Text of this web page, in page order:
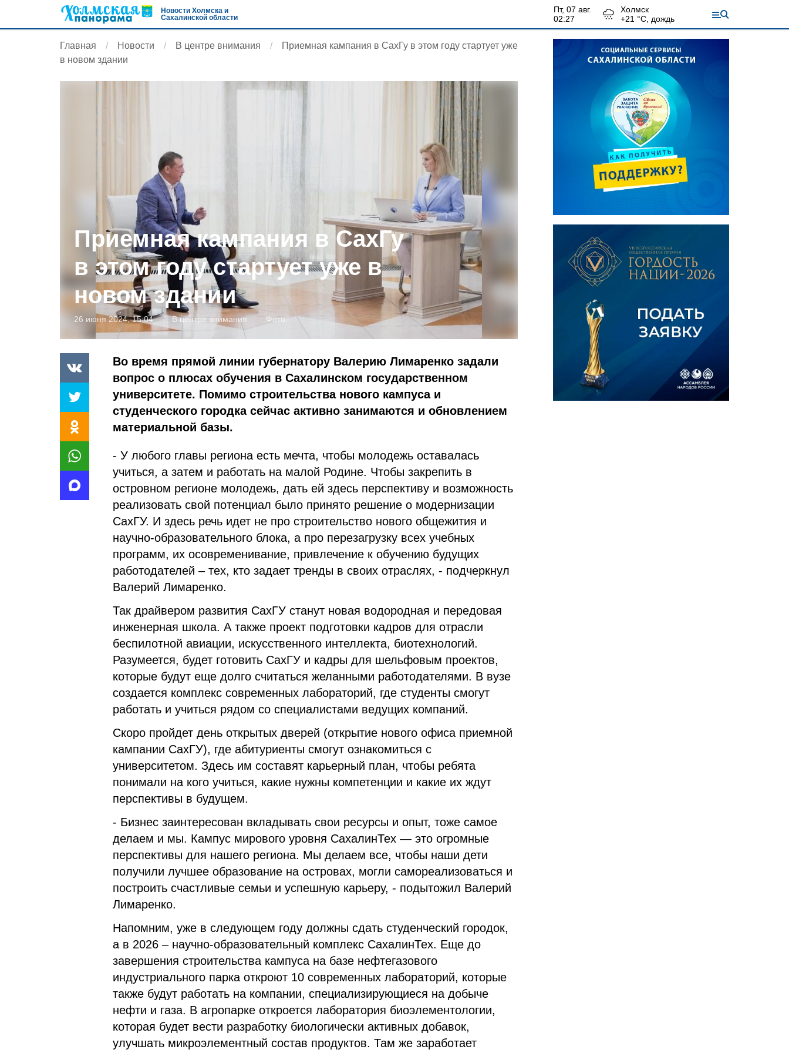
Новости Холмска и
Сахалинской области
пт, 07 авг.
02:27
Холмск
+21 °С, дождь
Главная Новости В центре внимания
Приемная кампания в СахГу в этом году стартует уже
в новом здании
Приемная кампания в СахГу
в этом году стартует уже в
новом здании
26 июня 2024, 15:04 В центре внимания Фото:
Во время прямой линии губернатору Валерию Лимаренко задали
вопрос о плюсах обучения в Сахалинском государственном
университете. Помимо строительства нового кампуса и
студенческого городка сейчас активно занимаются и обновлением
материальной базы.
- У любого главы региона есть мечта, чтобы молодежь оставалась
учиться, а затем и работать на малой Родине. Чтобы закрепить в
островном регионе молодежь, дать ей здесь перспективу и возможность
реализовать свой потенциал было принято решение о модернизации
СахГУ. И здесь речь идет не про строительство нового общежития и
научно-образовательного блока, а про перезагрузку всех учебных
программ, их осовременивание, привлечение к обучению будущих
работодателей – тех, кто задает тренды в своих отраслях, - подчеркнул
Валерий Лимаренко.
Так драйвером развития СахГУ станут новая водородная и передовая
инженерная школа. А также проект подготовки кадров для отрасли
беспилотной авиации, искусственного интеллекта, биотехнологий.
Разумеется, будет готовить СахГУ и кадры для шельфовым проектов,
которые будут еще долго считаться желанными работодателями. В вузе
создается комплекс современных лабораторий, где студенты смогут
работать и учиться рядом со специалистами ведущих компаний.
Скоро пройдет день открытых дверей (открытие нового офиса приемной
кампании СахГУ), где абитуриенты смогут ознакомиться с
университетом. Здесь им составят карьерный план, чтобы ребята
понимали на кого учиться, какие нужны компетенции и какие их ждут
перспективы в будущем.
- Бизнес заинтересован вкладывать свои ресурсы и опыт, тоже самое
делаем и мы. Кампус мирового уровня СахалинТех — это огромные
перспективы для нашего региона. Мы делаем все, чтобы наши дети
получили лучшее образование на островах, могли самореализоваться и
построить счастливые семьи и успешную карьеру, - подытожил Валерий
Лимаренко.
Напомним, уже в следующем году должны сдать студенческий городок,
а в 2026 – научно-образовательный комплекс СахалинТех. Еще до
завершения строительства кампуса на базе нефтегазового
индустриального парка откроют 10 современных лабораторий, которые
также будут работать на компании, специализирующиеся на добыче
нефти и газа. В агропарке откроется лаборатория биоэлементологии,
которая будет вести разработку биологически активных добавок,
улучшать микроэлементный состав продуктов. Там же заработает